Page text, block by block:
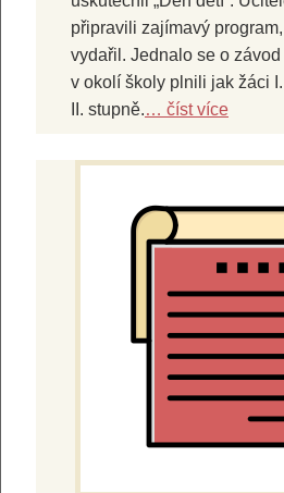
připravili zajímavý
vydařil. Jednalo se o
v okolí školy plnili jak žáci
II. stupně.… číst více